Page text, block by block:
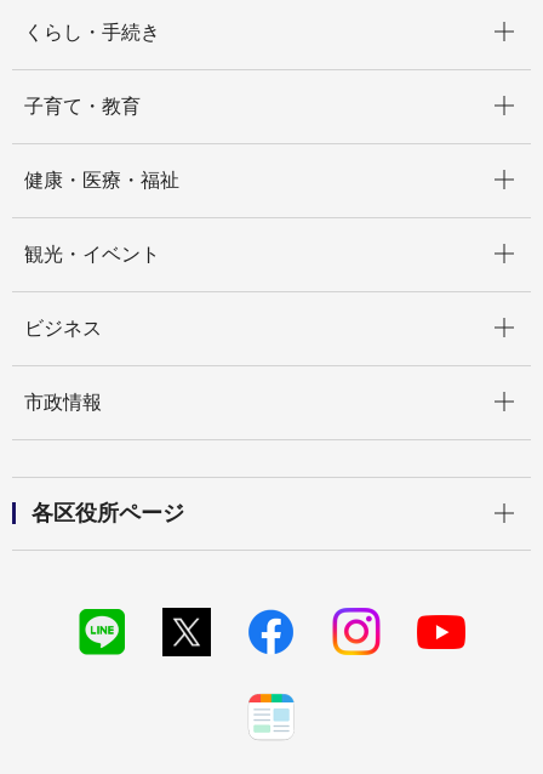
くらし・手続き
子育て・教育
健康・医療・福祉
観光・イベント
ビジネス
市政情報
各区役所ページ